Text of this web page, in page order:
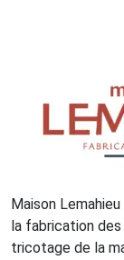
Maison
la fabrication
tricotage de la